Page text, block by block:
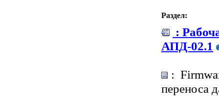
Раздел:
:
АПД-02.1
:
переноса